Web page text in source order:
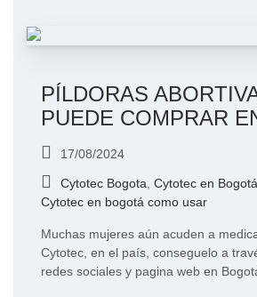
PÍLDORAS
PUEDE COMPRAR
17/08/2024
Cytotec Bogota Cytotec en Bogotá
Cytotec en bogotá como usar
Muchas mujeres aún acuden a
Cytotec, en el país, conseguelo a
redes sociales y pagina web en